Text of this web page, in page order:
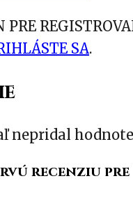
PRE
SA.
nepridal
recenziu pre